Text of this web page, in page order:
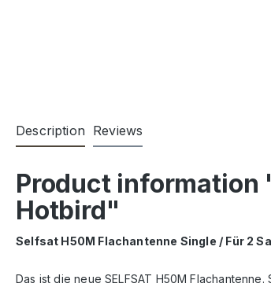
Description Reviews
Product information
Hotbird"
Selfsat H50M Flachantenne Single / Für 2
Das ist die neue SELFSAT H50M